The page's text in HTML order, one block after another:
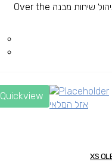
מיקרופון מובנה לניהול שיחות מבנה Over the
Quickview
אזל המלאי